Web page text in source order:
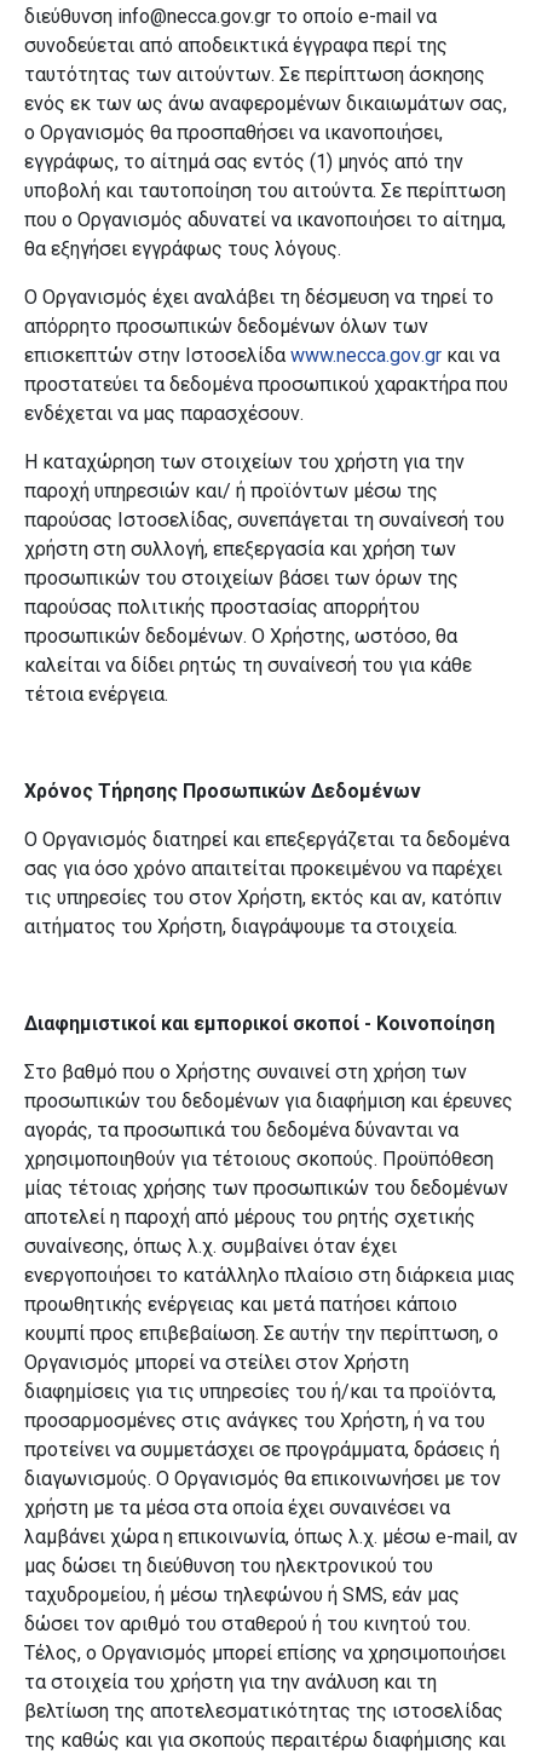
διεύθυνση info@necca.gov.gr το οποίο e-mail να
συνοδεύεται από αποδεικτικά έγγραφα περί της
ταυτότητας των αιτούντων. Σε περίπτωση άσκησης
ενός εκ των ως άνω αναφερομένων δικαιωμάτων σας,
ο Οργανισμός θα προσπαθήσει να ικανοποιήσει,
εγγράφως, το αίτημά σας εντός (1) μηνός από την
υποβολή και ταυτοποίηση του αιτούντα. Σε περίπτωση
που ο Οργανισμός αδυνατεί να ικανοποιήσει το αίτημα,
θα εξηγήσει εγγράφως τους λόγους.
Ο Οργανισμός έχει αναλάβει τη δέσμευση να τηρεί το
απόρρητο προσωπικών δεδομένων όλων των
επισκεπτών στην Ιστοσελίδα www.necca.gov.gr και να
προστατεύει τα δεδομένα προσωπικού χαρακτήρα που
ενδέχεται να μας παρασχέσουν.
Η καταχώρηση των στοιχείων του χρήστη για την
παροχή υπηρεσιών και/ ή προϊόντων μέσω της
παρούσας Iστοσελίδας, συνεπάγεται τη συναίνεσή του
χρήστη στη συλλογή, επεξεργασία και χρήση των
προσωπικών του στοιχείων βάσει των όρων της
παρούσας πολιτικής προστασίας απορρήτου
προσωπικών δεδομένων. Ο Χρήστης, ωστόσο, θα
καλείται να δίδει ρητώς τη συναίνεσή του για κάθε
τέτοια ενέργεια.
Χρόνος Τήρησης Προσωπικών Δεδομένων
Ο Οργανισμός διατηρεί και επεξεργάζεται τα δεδομένα
σας για όσο χρόνο απαιτείται προκειμένου να παρέχει
τις υπηρεσίες του στον Χρήστη, εκτός και αν, κατόπιν
αιτήματος του Χρήστη, διαγράψουμε τα στοιχεία.
Διαφημιστικοί και εμπορικοί σκοποί - Κοινοποίηση
Στο βαθμό που ο Χρήστης συναινεί στη χρήση των
προσωπικών του δεδομένων για διαφήμιση και έρευνες
αγοράς, τα προσωπικά του δεδομένα δύνανται να
χρησιμοποιηθούν για τέτοιους σκοπούς. Προϋπόθεση
μίας τέτοιας χρήσης των προσωπικών του δεδομένων
αποτελεί η παροχή από μέρους του ρητής σχετικής
συναίνεσης, όπως λ.χ. συμβαίνει όταν έχει
ενεργοποιήσει το κατάλληλο πλαίσιο στη διάρκεια μιας
προωθητικής ενέργειας και μετά πατήσει κάποιο
κουμπί προς επιβεβαίωση. Σε αυτήν την περίπτωση, ο
Οργανισμός μπορεί να στείλει στον Χρήστη
διαφημίσεις για τις υπηρεσίες του ή/και τα προϊόντα,
προσαρμοσμένες στις ανάγκες του Χρήστη, ή να του
προτείνει να συμμετάσχει σε προγράμματα, δράσεις ή
διαγωνισμούς. Ο Οργανισμός θα επικοινωνήσει με τον
χρήστη με τα μέσα στα οποία έχει συναινέσει να
λαμβάνει χώρα η επικοινωνία, όπως λ.χ. μέσω e-mail, αν
μας δώσει τη διεύθυνση του ηλεκτρονικού του
ταχυδρομείου, ή μέσω τηλεφώνου ή SMS, εάν μας
δώσει τον αριθμό του σταθερού ή του κινητού του.
Τέλος, ο Οργανισμός μπορεί επίσης να χρησιμοποιήσει
τα στοιχεία του χρήστη για την ανάλυση και τη
βελτίωση της αποτελεσματικότητας της ιστοσελίδας
της καθώς και για σκοπούς περαιτέρω διαφήμισης και